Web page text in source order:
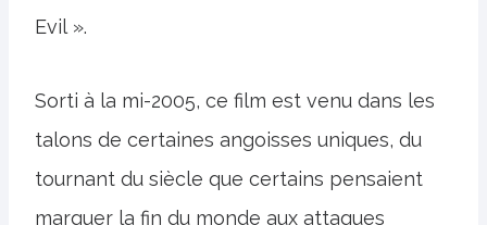
Evil ».
Sorti à la mi-2005, ce film est venu dans les
talons de certaines angoisses uniques, du
tournant du siècle que certains pensaient
marquer la fin du monde aux attaques